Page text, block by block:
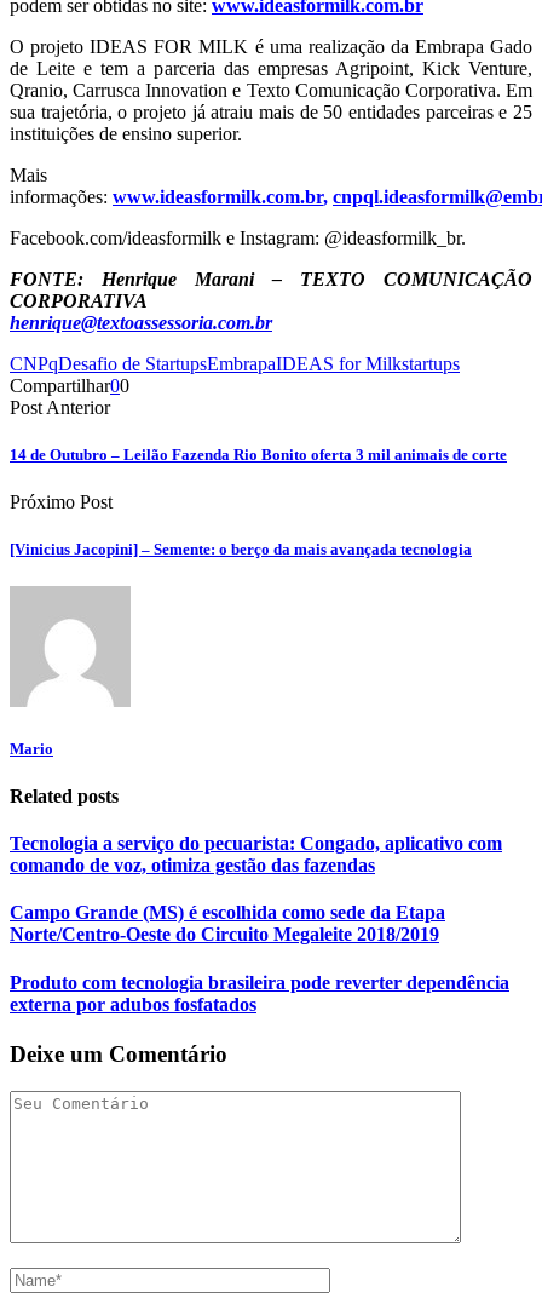
podem ser obtidas no site: www.ideasformilk.com.br
O projeto IDEAS FOR MILK é uma realização da Embrapa Gado
de Leite e tem a parceria das empresas Agripoint, Kick Venture,
Qranio, Carrusca Innovation e Texto Comunicação Corporativa. Em
sua trajetória, o projeto já atraiu mais de 50 entidades parceiras e 25
instituições de ensino superior.
Mais
informações: www.ideasformilk.com.br,
Facebook.com/ideasformilk e Instagram: @ideasformilk_br.
FONTE: Henrique Marani – TEXTO COMUNICAÇÃO
CORPORATIVA
henrique@textoassessoria.com.br
CNPqDesafio de StartupsEmbrapaIDEAS for Milkstartups
Compartilhar00
Post Anterior
14 de Outubro – Leilão Fazenda Rio Bonito oferta 3 mil animais de corte
Próximo Post
[Vinicius Jacopini] – Semente: o berço da mais avançada tecnologia
Mario
Related posts
Tecnologia a serviço do pecuarista: Congado, aplicativo com
comando de voz, otimiza gestão das fazendas
Campo Grande (MS) é escolhida como sede da Etapa
Norte/Centro-Oeste do Circuito Megaleite 2018/2019
Produto com tecnologia brasileira pode reverter dependência
externa por adubos fosfatados
Deixe um Comentário